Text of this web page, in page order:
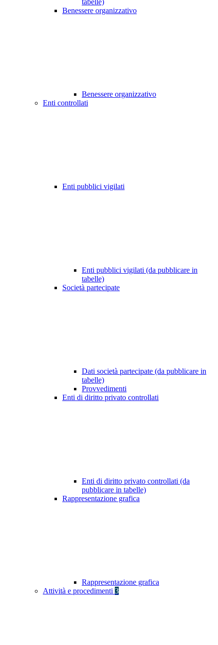
tabelle)
Benessere organizzativo
Benessere organizzativo
Enti controllati
Enti pubblici vigilati
Enti pubblici vigilati (da pubblicare in
tabelle)
Società partecipate
Dati società partecipate (da pubblicare in
tabelle)
Provvedimenti
Enti di diritto privato controllati
Enti di diritto privato controllati (da
pubblicare in tabelle)
Rappresentazione grafica
Rappresentazione grafica
Attività e procedimenti 3